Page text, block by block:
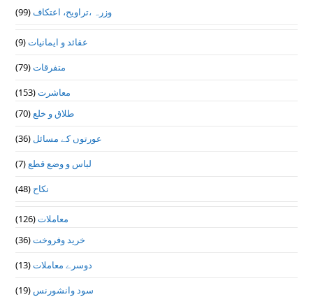
وزرہ ،تراويح، اعتكاف(99)
عقائد و ایمانیات(9)
متفرقات(79)
معاشرت(153)
طلاق و خلع(70)
عورتوں کے مسائل (36)
لباس و وضع قطع(7)
نکاح (48)
معاملات(126)
خرید وفروخت(36)
دوسرے معاملات(13)
سود وانشورنس (19)